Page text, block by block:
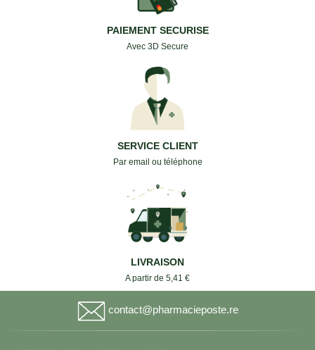
PAIEMENT SECURISE
Avec 3D Secure
SERVICE CLIENT
Par email ou téléphone
LIVRAISON
A partir de 5,41 €
contact@pharmacieposte.re